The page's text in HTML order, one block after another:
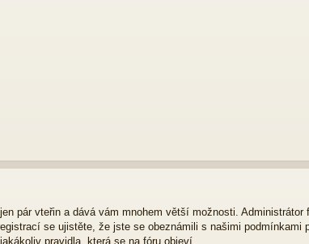
pár vteřin a dává vám mnohem větší možnosti. Administrátor
se ujistěte, že jste se obeznámili s našimi podmínkami
pravidla, která se na fóru objeví.